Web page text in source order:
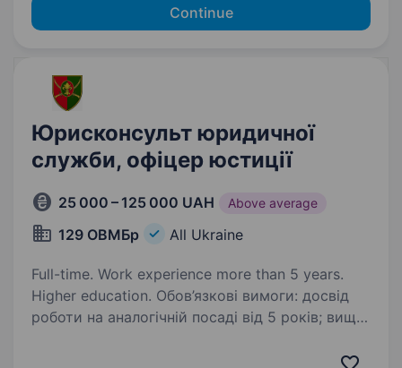
Continue
Юрисконсульт юридичної
служби, офіцер юстиції
25 000 – 125 000 UAH Above average
129 ОВМБр All Ukraine
Full-time. Work experience more than 5 years.
Higher education. Обов’язкові вимоги: досвід
роботи на аналогічній посаді від 5 років; вища
придатність до служби за станом здоров’я;